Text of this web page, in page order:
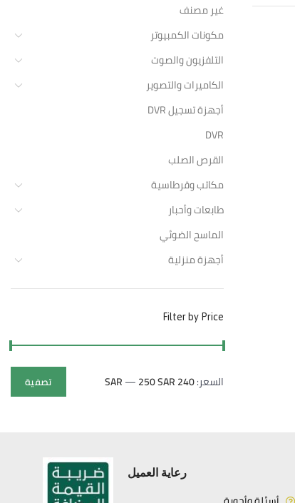
غير مصنف
مكونات الكمبيوتر
التلفزيون والصوت
الكاميرات والتصوير
أجهزة تسجيل DVR
DVR
القرص الصلب
مكاتب وقرطاسية
طابعات وأحبار
الماسح الضوئي
أجهزة منزلية
Filter by Price
تصفية السعر:240 SAR
—250 SAR
رعاية العميل